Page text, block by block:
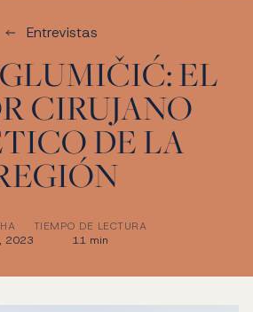
Entrevistas
EL
CIRUJANO
DE LA
2023
TIEMPO DE LECTURA
11 min